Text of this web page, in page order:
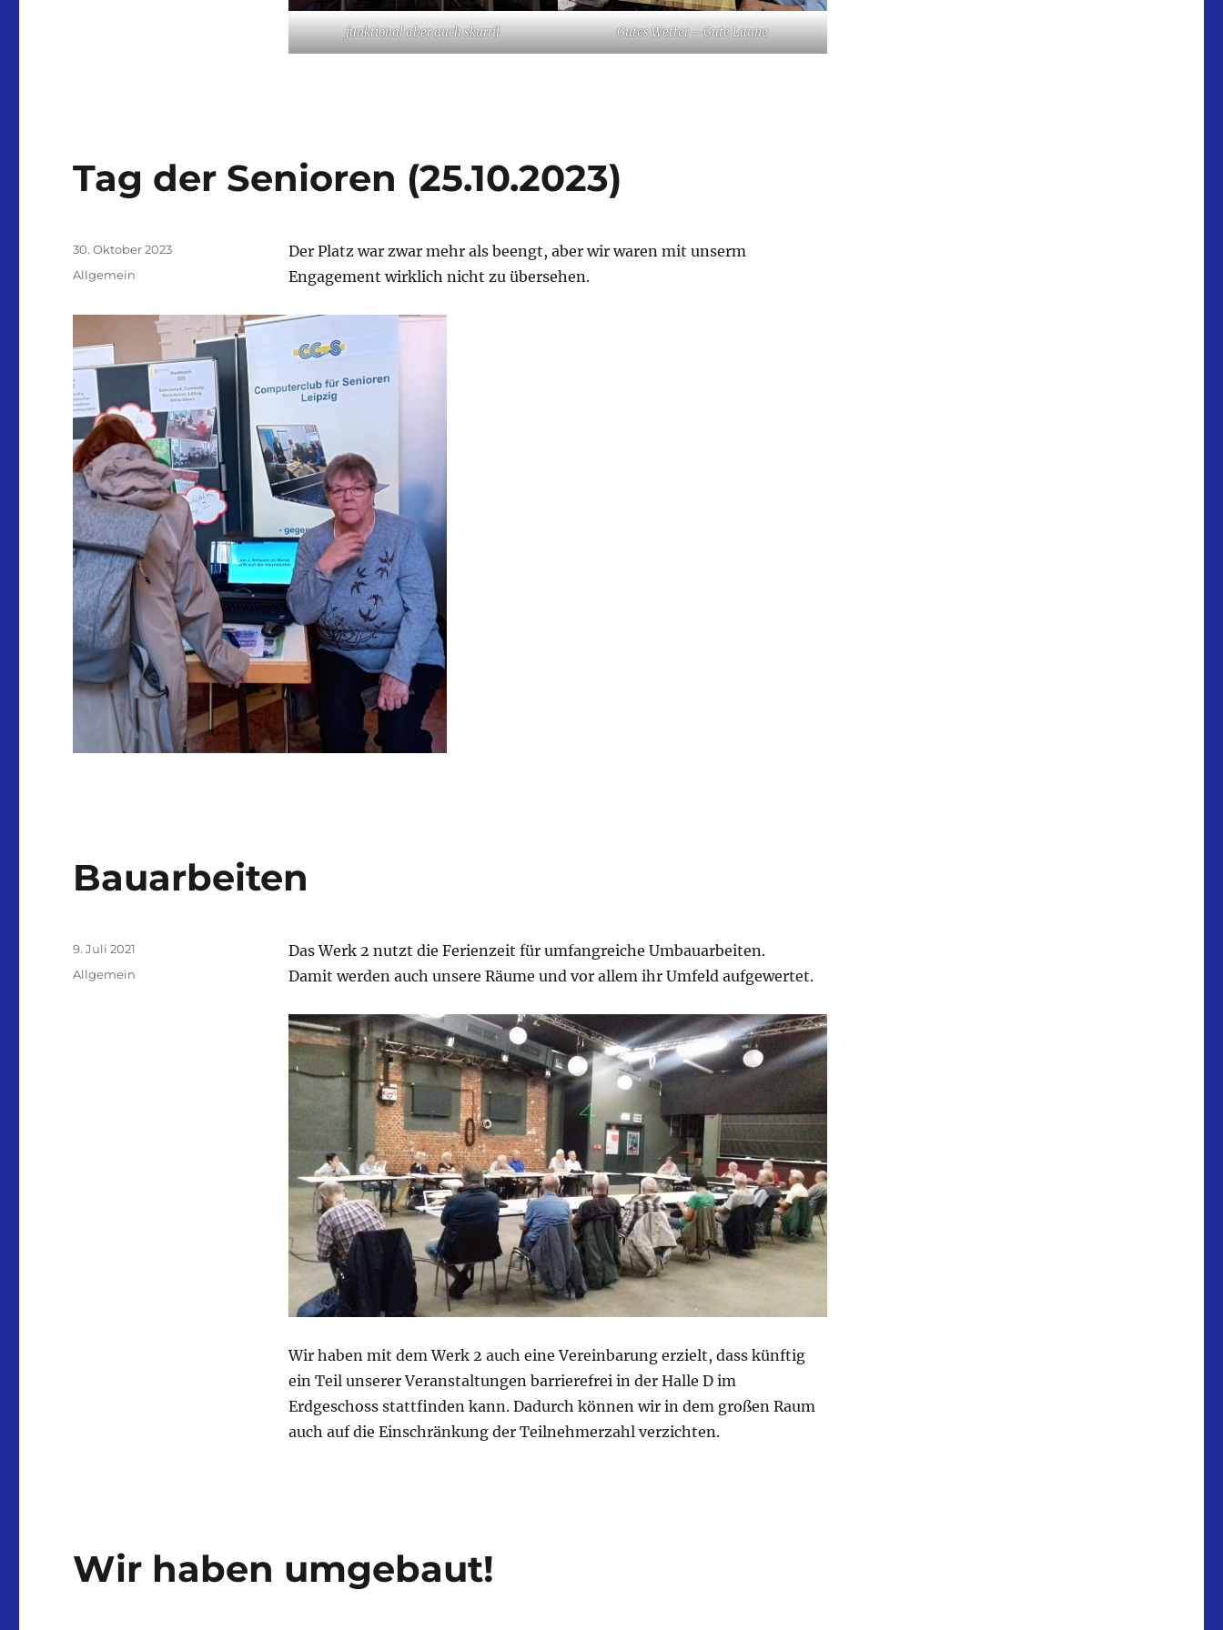
funktional aber auch skurril Gutes Wetter – Gute Laune
Tag der Senioren (25.10.2023)
Der Platz war zwar mehr als beengt, aber wir waren mit unserm
Engagement wirklich nicht zu übersehen.
Veröffentlicht
am
30. Oktober 2023
Kategorien
Allgemein
Bauarbeiten
Das Werk 2 nutzt die Ferienzeit für umfangreiche Umbauarbeiten.
Damit werden auch unsere Räume und vor allem ihr Umfeld aufgewertet.
Wir haben mit dem Werk 2 auch eine Vereinbarung erzielt, dass künftig
ein Teil unserer Veranstaltungen barrierefrei in der Halle D im
Erdgeschoss stattfinden kann. Dadurch können wir in dem großen Raum
auch auf die Einschränkung der Teilnehmerzahl verzichten.
Veröffentlicht
am
9. Juli 2021
Kategorien
Allgemein
Wir haben umgebaut!